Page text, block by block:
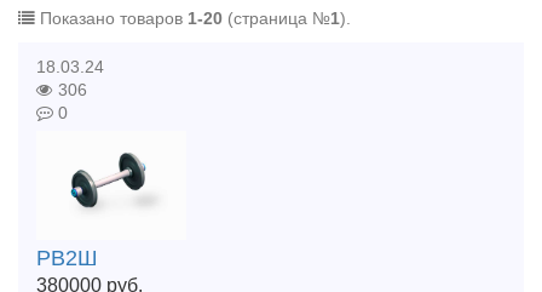
Показано товаров 1-20 (страница №1).
18.03.24
306
0
РВ2Ш
380000 руб.